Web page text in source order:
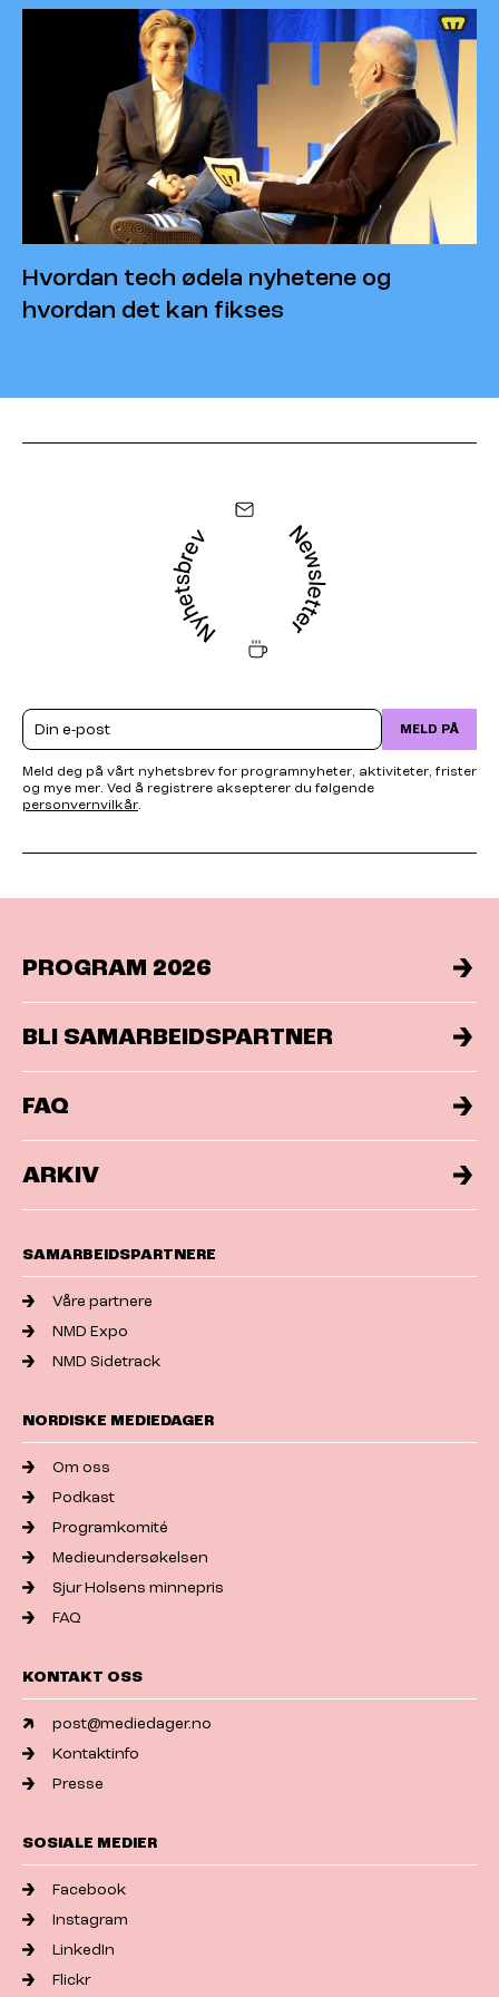
Hvordan tech ødela nyhetene og
hvordan det kan fikses
Email MELD PÅ
Meld deg på vårt nyhetsbrev for programnyheter, aktiviteter, frister
og mye mer. Ved å registrere aksepterer du følgende
personvernvilkår.
PROGRAM 2026
BLI SAMARBEIDSPARTNER
FAQ
ARKIV
SAMARBEIDSPARTNERE
Våre partnere
NMD Expo
NMD Sidetrack
NORDISKE MEDIEDAGER
Om oss
Podkast
Programkomité
Medieundersøkelsen
Sjur Holsens minnepris
FAQ
KONTAKT OSS
post@mediedager.no
Kontaktinfo
Presse
SOSIALE MEDIER
Facebook
Instagram
LinkedIn
Flickr